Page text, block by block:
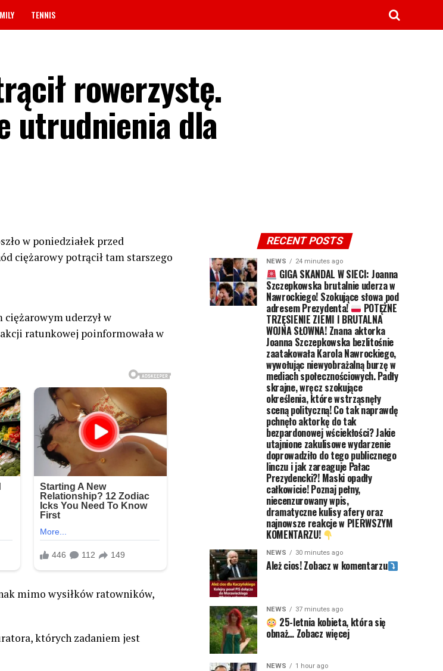
TENNIS
rowerzystę.
utrudnienia dla
w poniedziałek przed
ciężarowy potrącił tam starszego
uderzył w
ratunkowej poinformowała w
mimo wysiłków ratowników,
których zadaniem jest
RECENT POSTS
NEWS 24 minutes ago
GIGA SKANDAL W SIECI: Joanna
Szczepkowska brutalnie uderza w
Nawrockiego! Szokujące słowa pod
adresem Prezydenta! POTĘŻNE
TRZĘSIENIE ZIEMI I BRUTALNA
WOJNA SŁOWNA! Znana aktorka
Joanna Szczepkowska bezlitośnie
zaatakowała Karola Nawrockiego,
wywołując niewyobrażalną burzę w
mediach społecznościowych. Padły
skrajne, wręcz szokujące
określenia, które wstrząsnęły
sceną polityczną! Co tak naprawdę
pchnęło aktorkę do tak
bezpardonowej wściekłości? Jakie
utajnione zakulisowe wydarzenie
doprowadziło do tego publicznego
linczu i jak zareaguje Pałac
Prezydencki?! Maski opadły
całkowicie! Poznaj pełny,
niecenzurowany wpis,
dramatyczne kulisy afery oraz
najnowsze reakcje w PIERWSZYM
KOMENTARZU!
NEWS 30 minutes ago
Ależ cios! Zobacz w komentarzu
NEWS 37 minutes ago
25-letnia kobieta, która się
obnaż… Zobacz więcej
NEWS 1 hour ago